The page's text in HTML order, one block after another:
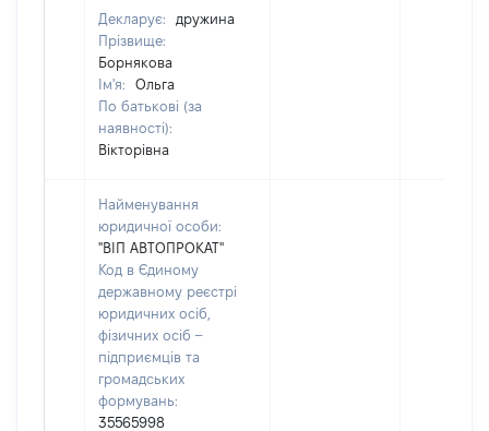
Декларує:
дружина
Прізвище:
Борнякова
Ім'я:
Ольга
По батькові (за
наявності):
Вікторівна
Найменування
юридичної особи:
"ВІП АВТОПРОКАТ"
Код в Єдиному
державному реєстрі
юридичних осіб,
фізичних осіб –
підприємців та
громадських
формувань:
35565998